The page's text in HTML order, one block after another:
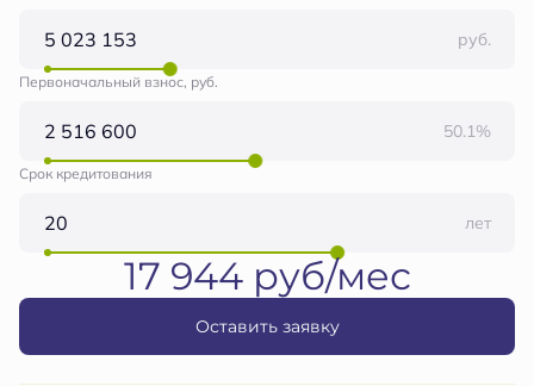
руб.
Первоначальный взнос, руб.
50.1%
Срок кредитования
лет
17 944 руб/мес
Оставить заявку